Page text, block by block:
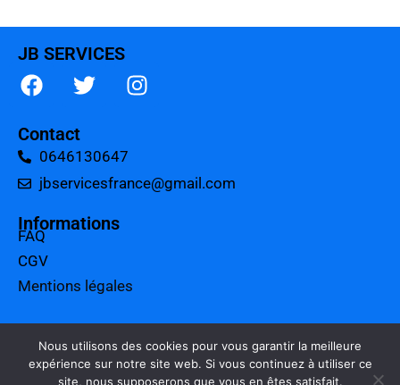
JB SERVICES
Contact
0646130647
jbservicesfrance@gmail.com
Informations
FAQ
CGV
Mentions légales
Tarifs
Charte qualité
Nous utilisons des cookies pour vous garantir la meilleure
expérience sur notre site web. Si vous continuez à utiliser ce
site, nous supposerons que vous en êtes satisfait.